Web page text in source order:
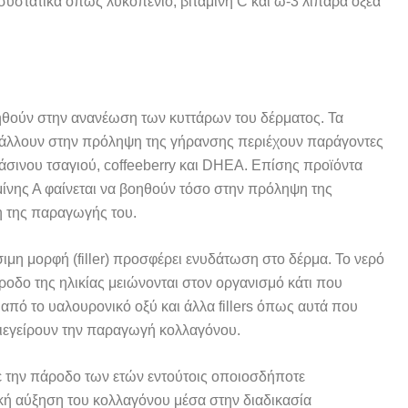
στην ανανέωση των κυττάρων του δέρματος. Τα
στην πρόληψη της γήρανσης περιέχουν παράγοντες
τσαγιού, coffeeberry και DHEA. Επίσης προϊόντα
Α φαίνεται να βοηθούν τόσο στην πρόληψη της
της παραγωγής του.
μορφή (filler) προσφέρει ενυδάτωση στο δέρμα. Το νερό
της ηλικίας μειώνονται στον οργανισμό κάτι που
από το υαλουρονικό οξύ και άλλα fillers όπως αυτά που
την παραγωγή κολλαγόνου.
πάροδο των ετών εντούτοις οποιοσδήποτε
αύξηση του κολλαγόνου μέσα στην διαδικασία